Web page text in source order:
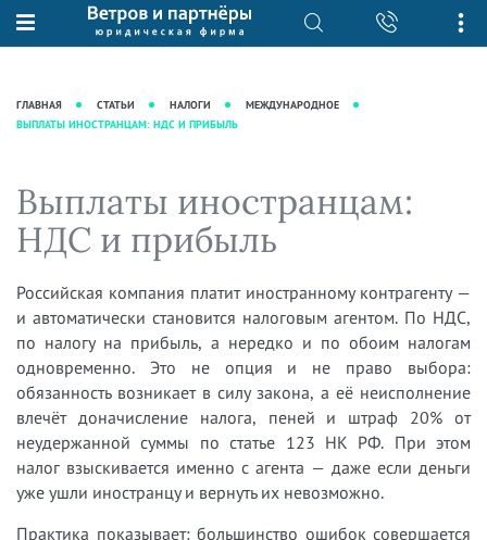
О нас
Рекомендации
Преимущества юридической
фирмы
Кейсы
Вакансии
Юридические услуги
Интеллектуальная собственность
Налоговая практика
Сопровождение бизнеса
Ведение уголовных дел
Защита активов
Ведение дел о банкротстве
База знаний
практики"
Аудиоподкасты
Видеоподкасты
Справочная
Вопросы-ответы
Вебинары и семинары
Прямые эфиры
ГЛАВНАЯ СТАТЬИ НАЛОГИ
МЕЖДУНАРОДНОЕ
ВЫПЛАТЫ ИНОСТРАНЦАМ: НДС И ПРИБЫЛЬ
Выплаты иностранцам:
НДС и прибыль
Российская компания платит иностранному контрагенту —
и автоматически становится налоговым агентом. По НДС,
по налогу на прибыль, а нередко и по обоим налогам
одновременно. Это не опция и не право выбора:
обязанность возникает в силу закона, а её неисполнение
влечёт доначисление налога, пеней и штраф 20% от
неудержанной суммы по статье 123 НК РФ. При этом
налог взыскивается именно с агента — даже если деньги
уже ушли иностранцу и вернуть их невозможно.
Практика показывает: большинство ошибок совершается